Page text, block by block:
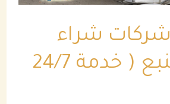
أفضل 5 شركات شراء
سكراب ينبع ( خدمة 24/7